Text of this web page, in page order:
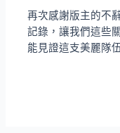
再次感謝版主的不
記錄，讓我們這些
能見證這支美麗隊